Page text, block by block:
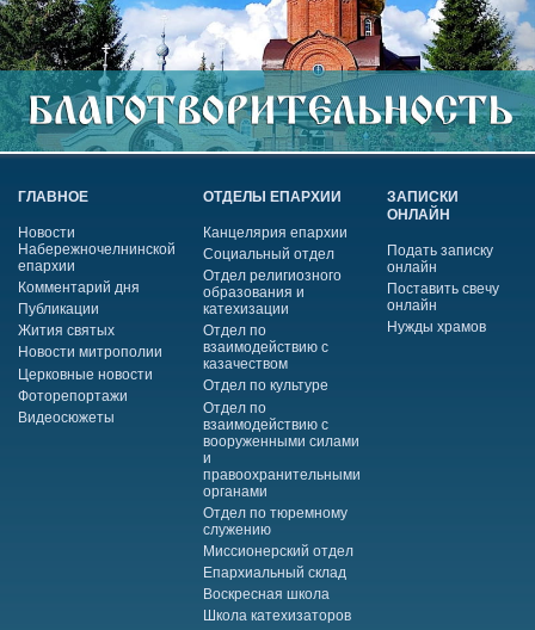
ГЛАВНОЕ
Новости
Набережночелнинской
епархии
Комментарий дня
Публикации
Жития святых
Новости митрополии
Церковные новости
Фоторепортажи
Видеосюжеты
ОТДЕЛЫ ЕПАРХИИ
Канцелярия епархии
Социальный отдел
Отдел религиозного
образования и
катехизации
Отдел по
взаимодействию с
казачеством
Отдел по культуре
Отдел по
взаимодействию с
вооруженными силами
и
правоохранительными
органами
Отдел по тюремному
служению
Миссионерский отдел
Епархиальный склад
Воскресная школа
Школа катехизаторов
ЗАПИСКИ
ОНЛАЙН
Подать записку
онлайн
Поставить свечу
онлайн
Нужды храмов